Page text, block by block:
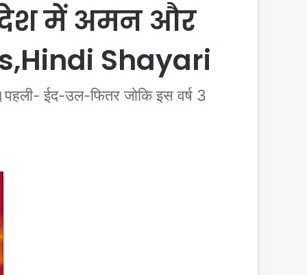
में अमन और
Shayari
ईद-उल-फितर जोकि इस वर्ष 3